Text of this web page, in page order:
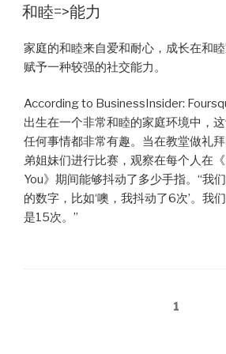
ON
和睦=>能力
家庭的和睦来自爱和耐心，成长在和
赋予一种较强的社交能力。
According to BusinessInsider:
出生在一个非常和睦的家庭环境中，
任何事情都非常有趣。当在教堂做礼
弟姐妹们进行比赛，观察在每个人在
You》期间能够抖动了多少手指。“我
的数字，比如‘噢，我抖动了6次’。我
是15次。”
1